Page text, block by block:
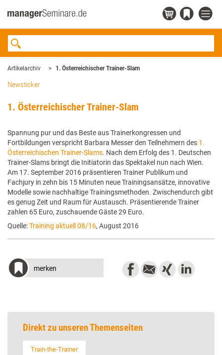
Artikelarchiv 1. Österreichischer Trainer-Slam
Newsticker
1. Österreichischer Trainer-Slam
Spannung pur und das Beste aus Trainerkongressen und
Fortbildungen verspricht Barbara Messer den Teilnehmern des 1.
Österreichischen Trainer-Slams. Nach dem Erfolg des 1. Deutschen
Trainer-Slams bringt die Initiatorin das Spektakel nun nach Wien.
Am 17. September 2016 präsentieren Trainer Publikum und
Fachjury in zehn bis 15 Minuten neue Trainingsansätze, innovative
Modelle sowie nachhaltige Trainingsmethoden. Zwischendurch gibt
es genug Zeit und Raum für Austausch. Präsentierende Trainer
zahlen 65 Euro, zuschauende Gäste 29 Euro.
Quelle:Training aktuell 08/16, August 2016
merken
Direkt zu unseren Themenseiten
Train-the-Trainer